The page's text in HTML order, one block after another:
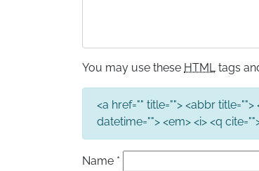
You may use these HTML tags
<a href="" title=""> <abbr
datetime=""> <em> <i> <q
Name *